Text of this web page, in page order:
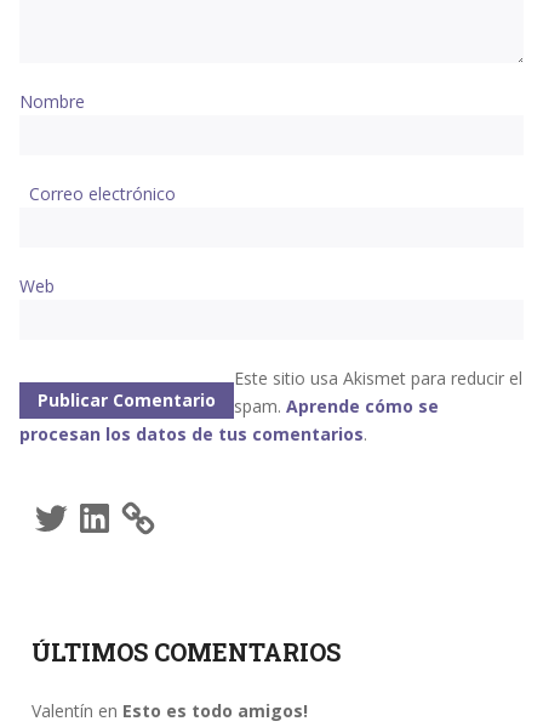
Nombre
Correo electrónico
Web
Este sitio usa Akismet para reducir el
spam. Aprende cómo se
procesan los datos de tus comentarios.
TwitterLinkedIn
ÚLTIMOS COMENTARIOS
Valentín en Esto es todo amigos!